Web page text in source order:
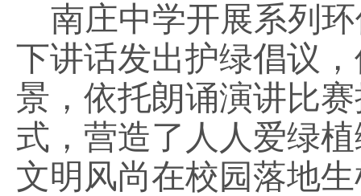
南庄中学开展系列
下讲话发出护绿倡议
景，依托朗诵演讲比
式，营造了人人爱绿
文明风尚在校园落地